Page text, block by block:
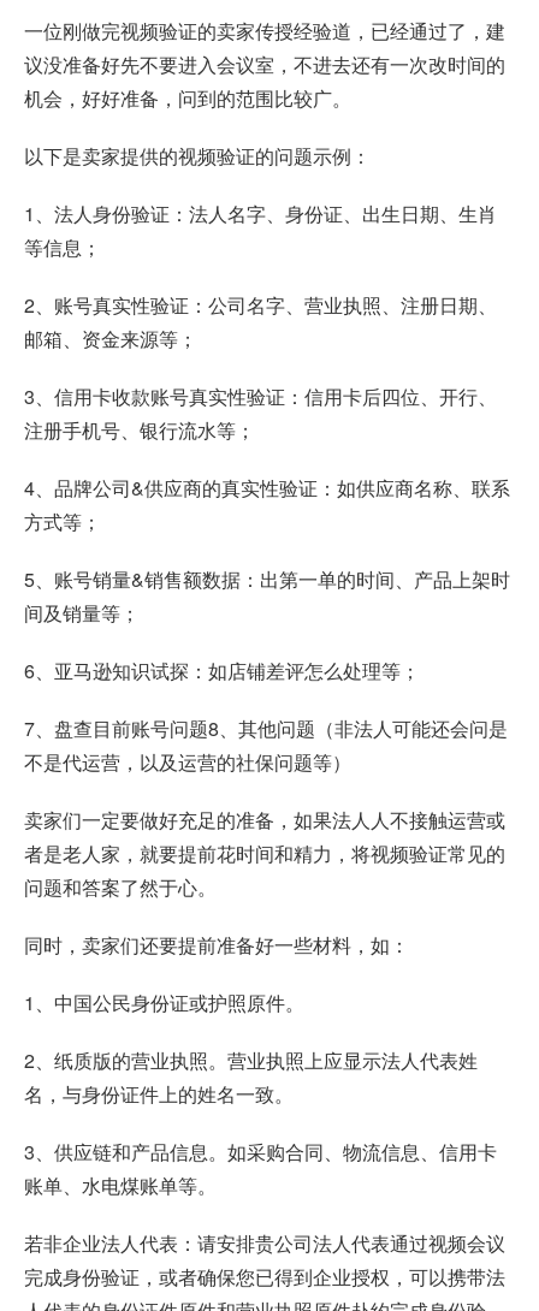
一位刚做完视频验证的卖家传授经验道，已经通过了，建
议没准备好先不要进入会议室，不进去还有一次改时间的
机会，好好准备，问到的范围比较广。
以下是卖家提供的视频验证的问题示例：
1、法人身份验证：法人名字、身份证、出生日期、生肖
等信息；
2、账号真实性验证：公司名字、营业执照、注册日期、
邮箱、资金来源等；
3、信用卡收款账号真实性验证：信用卡后四位、开行、
注册手机号、银行流水等；
4、品牌公司&供应商的真实性验证：如供应商名称、联系
方式等；
5、账号销量&销售额数据：出第一单的时间、产品上架时
间及销量等；
6、亚马逊知识试探：如店铺差评怎么处理等；
7、盘查目前账号问题8、其他问题（非法人可能还会问是
不是代运营，以及运营的社保问题等）
卖家们一定要做好充足的准备，如果法人人不接触运营或
者是老人家，就要提前花时间和精力，将视频验证常见的
问题和答案了然于心。
同时，卖家们还要提前准备好一些材料，如：
1、中国公民身份证或护照原件。
2、纸质版的营业执照。营业执照上应显示法人代表姓
名，与身份证件上的姓名一致。
3、供应链和产品信息。如采购合同、物流信息、信用卡
账单、水电煤账单等。
若非企业法人代表：请安排贵公司法人代表通过视频会议
完成身份验证，或者确保您已得到企业授权，可以携带法